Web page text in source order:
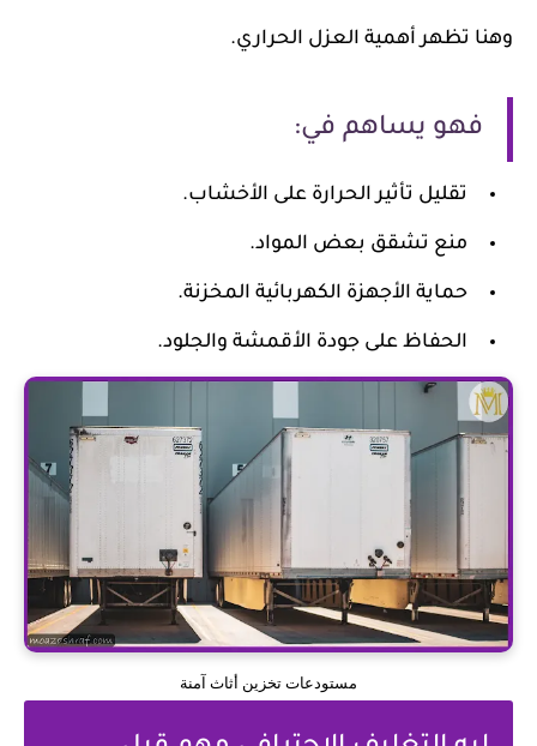
وهنا تظهر أهمية العزل الحراري.
فهو يساهم في:
تقليل تأثير الحرارة على الأخشاب.
منع تشقق بعض المواد.
حماية الأجهزة الكهربائية المخزنة.
الحفاظ على جودة الأقمشة والجلود.
مستودعات تخزين أثاث آمنة